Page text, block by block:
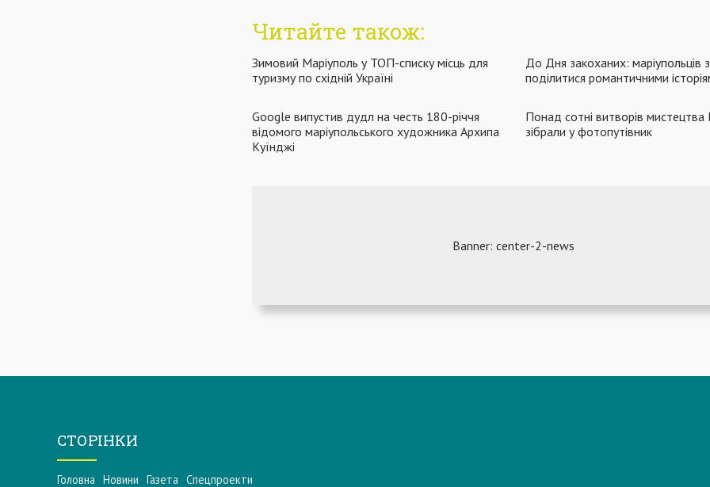
Читайте також:
Зимовий Маріуполь у ТОП-списку місць для
туризму по східній Україні
До Дня закоханих: маріупольців
поділитися романтичними
Google випустив дудл на честь 180-річчя
відомого маріупольського художника Архипа
Куїнджі
Понад сотні витворів мистецтва
зібрали у фотопутівник
СТОРІНКИ
Головна Новини Газета Спецпроекти